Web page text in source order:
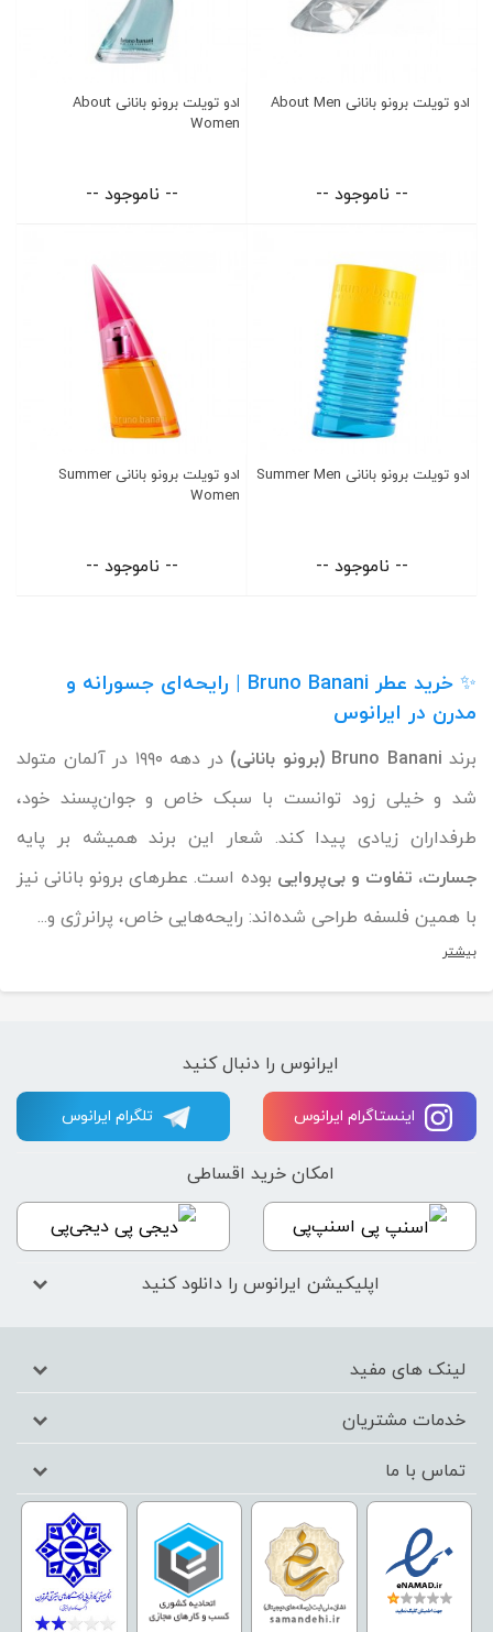
ادو تویلت برونو بانانی About Men
-- ناموجود --
ادو تویلت برونو بانانی About
Women
-- ناموجود --
ادو تویلت برونو بانانی Summer Men
-- ناموجود --
ادو تویلت برونو بانانی Summer
Women
-- ناموجود --
✨
خرید عطر Bruno Banani | رایحه‌ای جسورانه و
مدرن در ایرانوس
برند Bruno Banani (برونو بانانی)
در دهه ۱۹۹۰ در آلمان متولد
شد و خیلی زود توانست با سبک خاص و جوان‌پسند خود،
طرفداران زیادی پیدا کند. شعار این برند همیشه بر پایه
جسارت، تفاوت و بی‌پروایی بوده است. عطرهای برونو بانانی نیز
با همین فلسفه طراحی شده‌اند: رایحه‌هایی خاص، پرانرژی و...
بیشتر
ایرانوس را دنبال کنید
تلگرام ایرانوس اینستاگرام ایرانوس
امکان خرید اقساطی
اسنپ‌پی دیجی‌پی
اپلیکیشن ایرانوس را دانلود کنید
لینک های مفید
خدمات مشتریان
تماس با ما